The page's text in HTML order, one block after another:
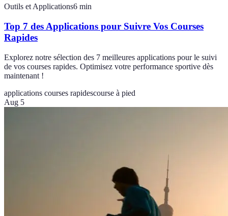
Outils et Applications6 min
Top 7 des Applications pour Suivre Vos Courses
Rapides
Explorez notre sélection des 7 meilleures applications pour le suivi
de vos courses rapides. Optimisez votre performance sportive dès
maintenant !
applications courses rapidescourse à pied
Aug 5